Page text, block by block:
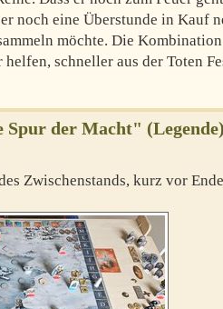
noch eine Überstunde in Kauf
möchte. Die
schneller aus der Toten
Spur der Macht"
Zwischenstands, kurz vor